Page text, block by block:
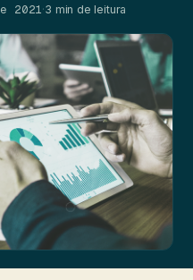
2021·3 min de leitura